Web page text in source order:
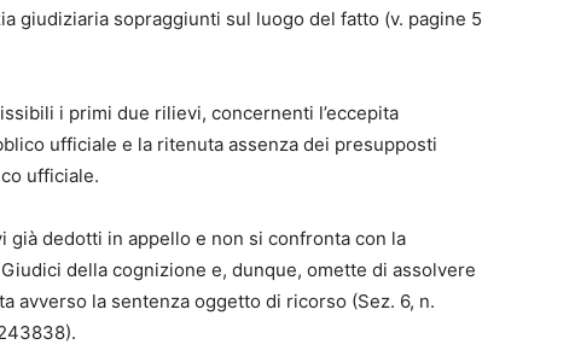
giudiziaria sopraggiunti sul luogo del fatto (v. pagine 5
i primi due rilievi, concernenti l’eccepita
ufficiale e la ritenuta assenza dei presupposti
ufficiale.
già dedotti in appello e non si confronta con la
della cognizione e, dunque, omette di assolvere
avverso la sentenza oggetto di ricorso (Sez. 6, n.